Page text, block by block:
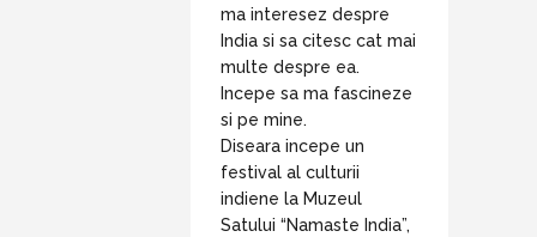
ma interesez despre
India si sa citesc cat mai
multe despre ea.
Incepe sa ma fascineze
si pe mine.
Diseara incepe un
festival al culturii
indiene la Muzeul
Satului “Namaste India”,